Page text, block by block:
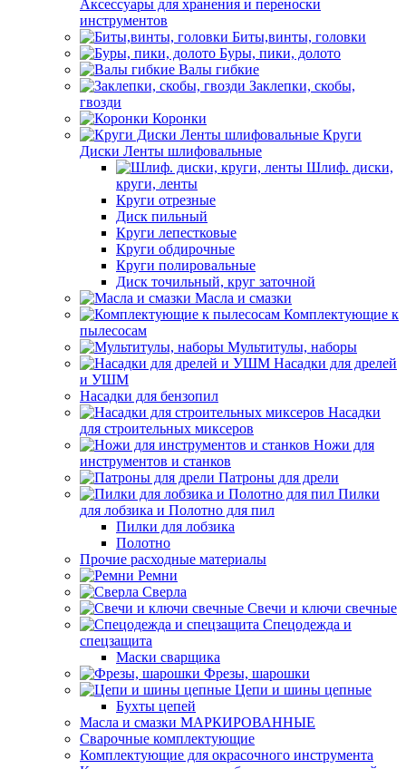
Аксессуары для хранения и переноски
инструментов
Биты,винты, головки
Буры, пики, долото
Валы гибкие
Заклепки, скобы,
гвозди
Коронки
Круги
Диски Ленты шлифовальные
Шлиф. диски,
круги, ленты
Круги отрезные
Диск пильный
Круги лепестковые
Круги обдирочные
Круги полировальные
Диск точильный, круг заточной
Масла и смазки
Комплектующие к
пылесосам
Мультитулы, наборы
Насадки для дрелей
и УШМ
Насадки для бензопил
Насадки
для строительных миксеров
Ножи для
инструментов и станков
Патроны для дрели
Пилки
для лобзика и Полотно для пил
Пилки для лобзика
Полотно
Прочие расходные материалы
Ремни
Сверла
Свечи и ключи свечные
Спецодежда и
спецзащита
Маски сварщика
Фрезы, шарошки
Цепи и шины цепные
Бухты цепей
Масла и смазки МАРКИРОВАННЫЕ
Сварочные комплектующие
Комплектующие для окрасочного инструмента